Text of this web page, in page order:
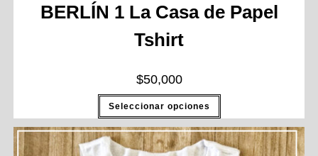
BERLÍN 1 La Casa de Papel
Tshirt
$50,000
Seleccionar opciones